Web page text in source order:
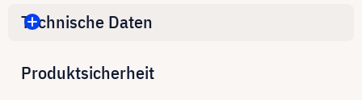
Technische Daten
Produktsicherheit